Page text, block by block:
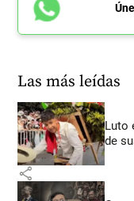
Las más leídas
Luto
de
share